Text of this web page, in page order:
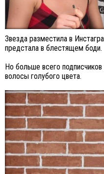
Звезда разместила в
предстала в блестящем боди.
Но больше всего
волосы голубого цвета.